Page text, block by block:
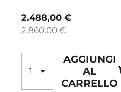
2.488,00 €
2.860,00 €
AGGIUNGI
AL
CARRELLO